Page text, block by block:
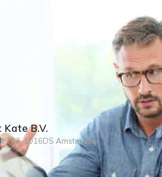
B.V.
203, 1016DS Amsterdam